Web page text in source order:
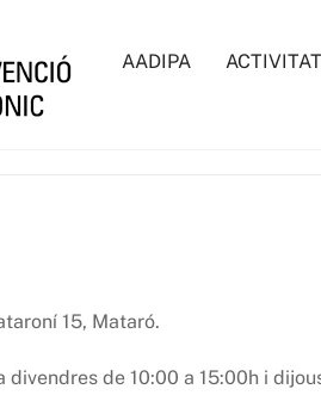
AADIPA
15, Mataró.
de 10:00 a 15:00h i